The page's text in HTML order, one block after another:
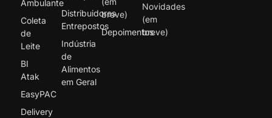
Ambulante
Coleta
de
Leite
BI
Atak
EasyPAC
Delivery
Distribuidores
Entrepostos
Indústria
de
Alimentos
em Geral
breve)
Depoimentos
Novidades
(em
breve)